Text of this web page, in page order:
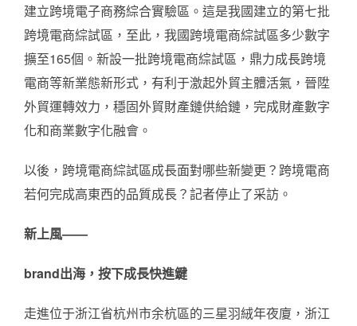
建立跨境電子商務綜合實驗區。這是我國建立的第七批
跨境電商綜試區，至此，我國跨境電商綜試區多少數字
擴至165個。新設一批跨境電商綜試區，鼎力成長跨境
電商等新業態新形式，有利于激起外貿主體活氣，晉陞
外貿運轉效力，穩固外貿財產鏈供給鏈，完成財產數字
化和商業數字化融會。
以後，跨境電商綜試區成長面對哪些新變更？跨境電商
若何完成高東西的品質成長？記者停止了采訪。
新上風——
brand出海，按下成長快進鍵
走進位于浙江省杭州市余杭區的三星羽絨年夜廈，浙江